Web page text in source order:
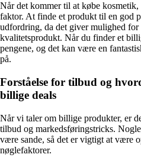
Når det kommer til at købe kosmetik,
faktor. At finde et produkt til en god
udfordring, da det giver mulighed for
kvalitetsprodukt. Når du finder et
pengene, og det kan være en
på.
Forståelse for tilbud og
billige deals
Når vi taler om billige produkter, er
tilbud og markedsføringstricks.
være sande, så det er vigtigt at være
nøglefaktorer.